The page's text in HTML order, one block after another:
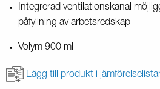
Integrerad ventilationskanal
påfyllning av arbetsredskap
Volym 900 ml
Lägg till produkt i